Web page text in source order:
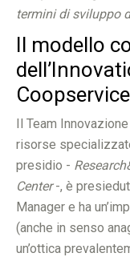
termini di sviluppo
Il modello
Coopservice
Il Team
risorse
presidio -
Center-, è
Manager e ha
(anche in senso
un’ottica